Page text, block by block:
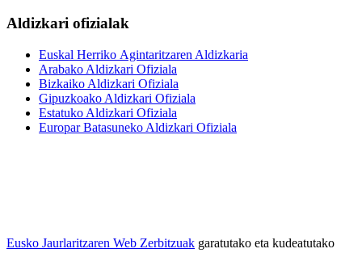
Aldizkari ofizialak
Euskal Herriko Agintaritzaren Aldizkaria
Arabako Aldizkari Ofiziala
Bizkaiko Aldizkari Ofiziala
Gipuzkoako Aldizkari Ofiziala
Estatuko Aldizkari Ofiziala
Europar Batasuneko Aldizkari Ofiziala
Eusko Jaurlaritzaren Web Zerbitzuak garatutako eta kudeatutako